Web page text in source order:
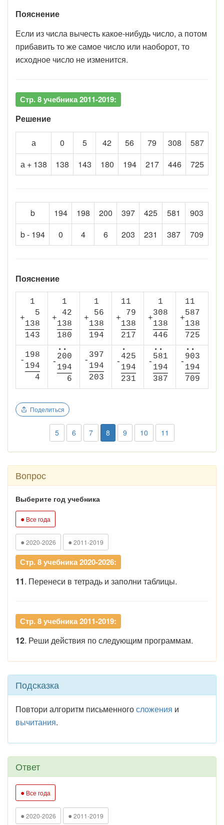
Пояснение
Если из числа вычесть какое-нибудь число, а потом
прибавить то же самое число или наоборот, то
исходное число не изменится.
Стр. 8 учебника 2011-2019:
Решение
а 0 5 42 56 79 308
587
а + 138
138 143 180 194 217 446 725
b 194 198 200 397 425 581
903
b - 194
0 4 6 203 231 387 709
Пояснение
1
+
5
138
143
1
+
42
138
180
1
+
56
138
194
11
+
79
138
217
1
+
308
138
446
11
+
587
138
725
-
198
194
4
• •
-
200
194
6
-
397
194
203
•
-
425
194
231
• •
-
581
194
387
• •
-
903
194
709
Поделиться
5 6 7 8 9 10 11
Вопрос
Выберите год учебника
● Все года
● 2020-2026 ● 2011-2019
Стр. 8 учебника 2020-2026:
11. Перенеси в тетрадь и заполни таблицы.
Стр. 8 учебника 2011-2019:
12. Реши действия по следующим программам.
Подсказка
Повтори алгоритм письменногосложения и
вычитания.
Ответ
● Все года
● 2020-2026 ● 2011-2019